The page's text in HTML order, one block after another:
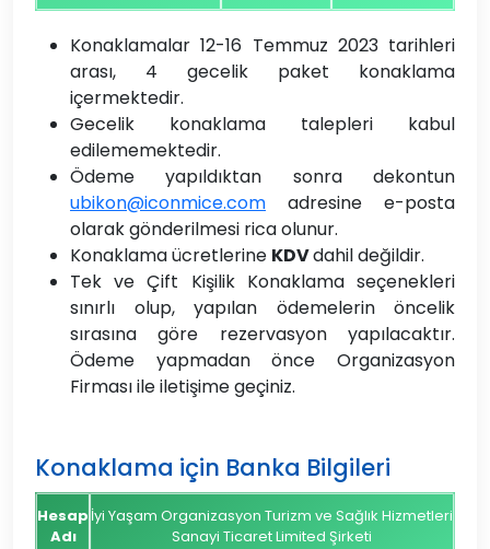
Konaklamalar 12-16 Temmuz 2023 tarihleri
arası, 4 gecelik paket konaklama
içermektedir.
Gecelik konaklama talepleri kabul
edilememektedir.
Ödeme yapıldıktan sonra dekontun
ubikon@iconmice.com adresine e-posta
olarak gönderilmesi rica olunur.
Konaklama ücretlerine KDVdahil değildir.
Tek ve Çift Kişilik Konaklama seçenekleri
sınırlı olup, yapılan ödemelerin öncelik
sırasına göre rezervasyon yapılacaktır.
Ödeme yapmadan önce Organizasyon
Firması ile iletişime geçiniz.
Konaklama için Banka Bilgileri
Hesap
Adı
İyi Yaşam Organizasyon Turizm ve Sağlık Hizmetleri
Sanayi Ticaret Limited Şirketi